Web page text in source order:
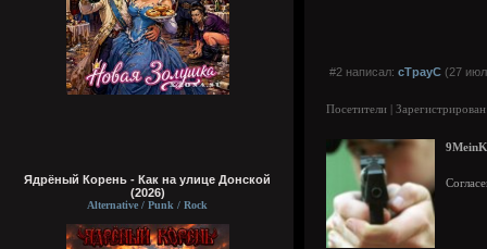
Ядрёный Корень - Как на улице Донской
(2026)
Alternative / Punk / Rock
#2 написал: cTpayC (27
Посетители |